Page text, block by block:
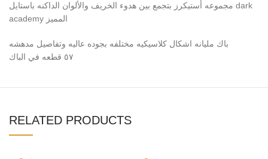
مجموعه أستيكرز بتجمع بين هدوء الخريف والألوان الداكنه باستايل dark
academy المميز
باك مليانه اشكال كلاسيكيه مختلفه بجوده عاليه وتفاصيل مدهشه
٥٧ قطعه في الباك
RELATED PRODUCTS